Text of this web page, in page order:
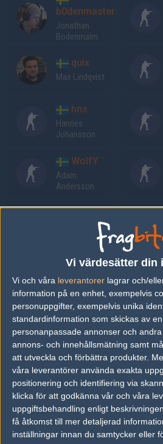
Vi värdesätter din
Vi och våra leverantorer lagrar och/
information på en enhet, exempelvis
personuppgifter, exempelvis unika
standardinformation som skickas av
personanpassade annonser och
annons- och innehållsmätning samt
att utveckla och förbättra produkter.
våra leverantörer använda exakta
positionering och identifiering via
klicka för att godkänna vår och våra
uppgiftsbehandling enligt
få åtkomst till mer detaljerad
inställningar innan du samtycker eller
b0denmaster
Jonathan
Bodenmalm
quix
Max Lindqvist
hns
Hannes
Johansson
WolfY
Adam
Andersson
Annerström
Previous results for Lilmix
vs. demonlaget
vs. tjenaboys
vs. Gloria Victis
vs.
Previous results for Lyngby
vs. Epsilon
vs. Brbdma